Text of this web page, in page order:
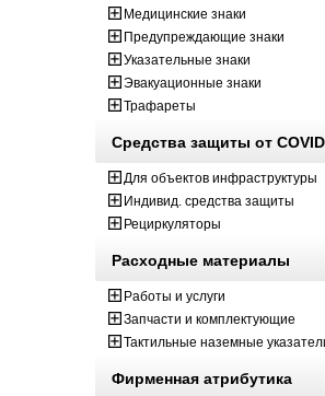
Медицинские знаки
Предупреждающие знаки
Указательные знаки
Эвакуационные знаки
Трафареты
Средства защиты от
Для объектов инфраструктуры
Индивид. средства защиты
Рециркуляторы
Расходные материалы
Работы и услуги
Запчасти и комплектующие
Тактильные наземные
Фирменная атрибутика